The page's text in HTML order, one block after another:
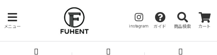
メニュー instagram ガイド 商品検索 カート